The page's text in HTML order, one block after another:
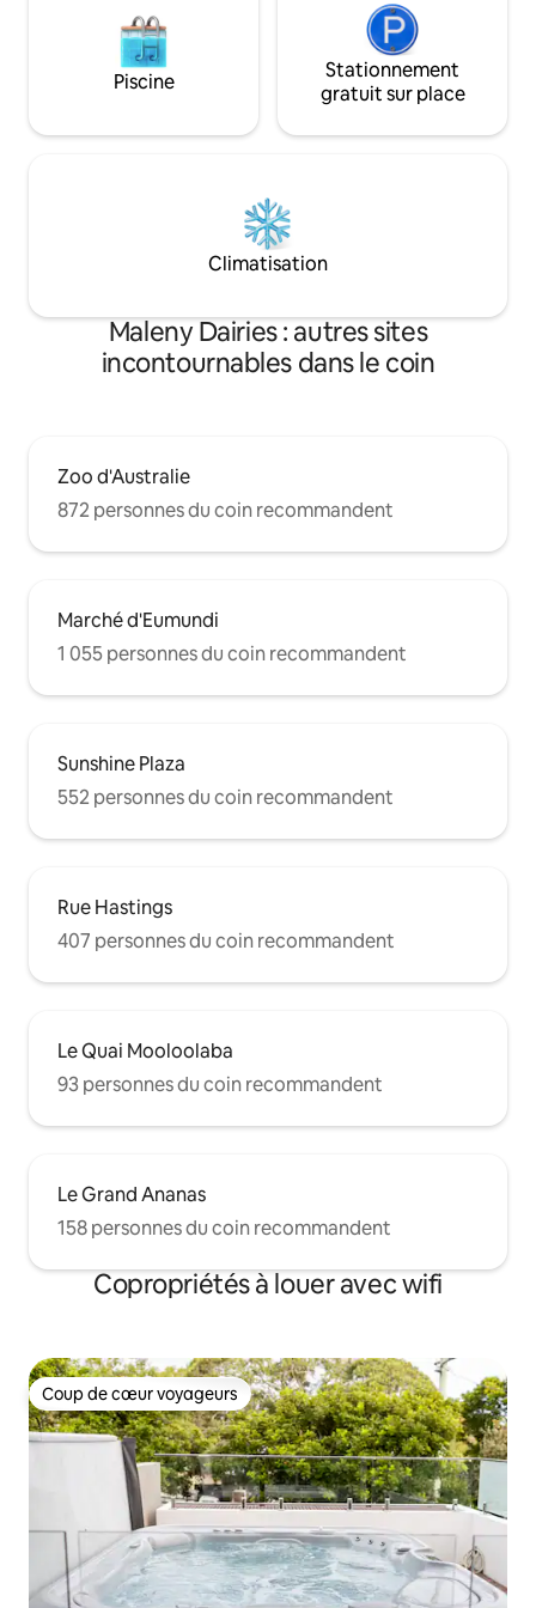
Piscine
Stationnement
gratuit sur place
Climatisation
Maleny Dairies : autres sites
incontournables dans le coin
Zoo d'Australie
872 personnes du coin recommandent
Marché d'Eumundi
1 055 personnes du coin recommandent
Sunshine Plaza
552 personnes du coin recommandent
Rue Hastings
407 personnes du coin recommandent
Le Quai Mooloolaba
93 personnes du coin recommandent
Le Grand Ananas
158 personnes du coin recommandent
Copropriétés à louer avec wifi
Coup de cœur voyageurs
Coup de cœur voyageurs